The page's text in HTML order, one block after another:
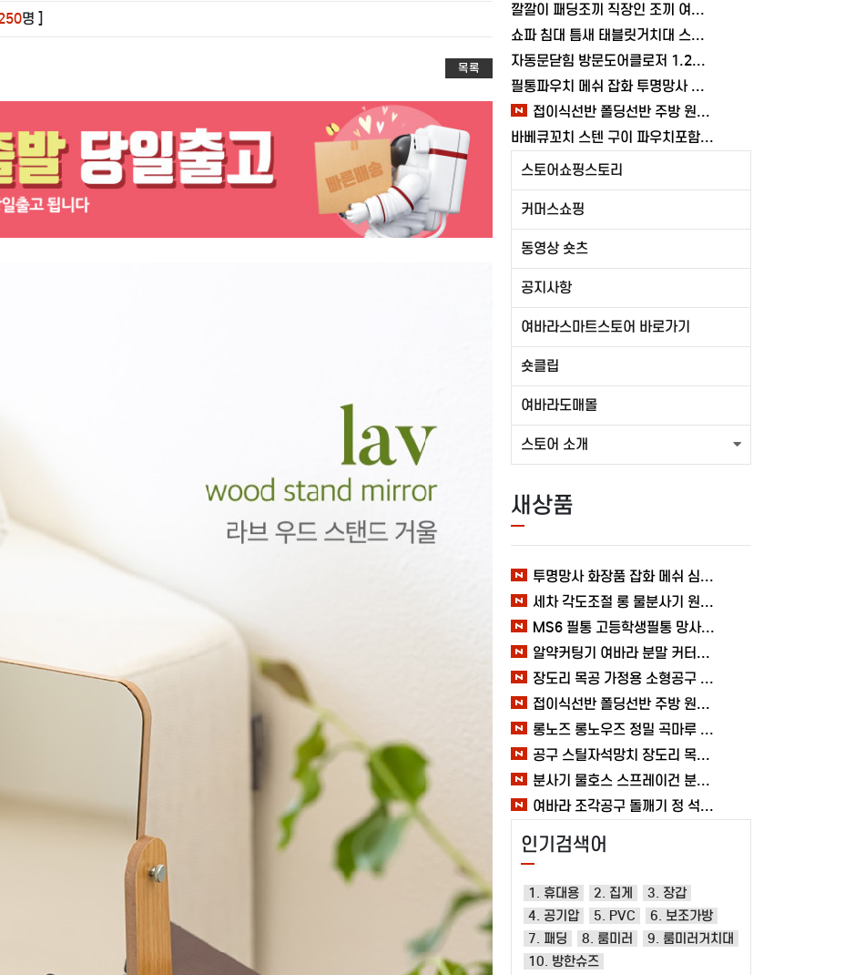
명 ]
목록
깔깔이 패딩조끼 직장인 조끼 여바라 보온 남녀공용 얇은 패딩 정장 경량
쇼파 침대 틈새 태블릿거치대 스탠드 핸드폰거치대 360도 회전 각도조절
자동문닫힘 방문도어클로저 1.2mm 무타공 와이어 미닫이 슬라이딩 열림방지 중문
필통파우치 메쉬 잡화 투명망사 심플 화장품 여바라
접이식선반 폴딩선반 주방 원터치 여바라 4단, 이동식 베란다 팬트리 72x34x126.5cm, 수납 블랙
바베큐꼬치 스텐 구이 파우치포함 양꼬치 쇠꼬챙이 보관 캠핑 세트 10개
스토어쇼핑스토리
커머스쇼핑
동영상 숏츠
공지사항
여바라스마트스토어 바로가기
숏클립
여바라도매몰
스토어 소개
새상품
투명망사 화장품 잡화 메쉬 심플 여바라 필통파우치
세차 각도조절 롱 물분사기 원예 여바라 스프레이건 분사기
MS6 필통 고등학생필통 망사 여바라 투명 다용도 메쉬 파우치
알약커팅기 여바라 분말 커터기 절단기 분쇄기 보관함 알약가위
장도리 목공 가정용 소형공구 캠핑 손망치 휴대용 미니망치 여바라
접이식선반 폴딩선반 주방 원터치 여바라 4단, 이동식 베란다 팬트리 72x34x126.5cm, 수납 블랙
롱노즈 롱노우즈 정밀 곡마루 공구용품 작업 케이블 조립 여바라 공예 전선
공구 스틸자석망치 장도리 목공 쇠망치 캠핑 목수 가정용 빠루 여바라
분사기 물호스 스프레이건 분사건 청소 베란다 대형 원예용 수도 욕실 여바라
여바라 조각공구 돌깨기 정 석공 250x16mm 조각정 송곳형 손보호
인기검색어
1. 휴대용 2. 집게
3. 장갑
4. 공기압
5. PVC
6. 보조가방
7. 패딩
8. 룸미러
9. 룸미러거치대
10. 방한슈즈